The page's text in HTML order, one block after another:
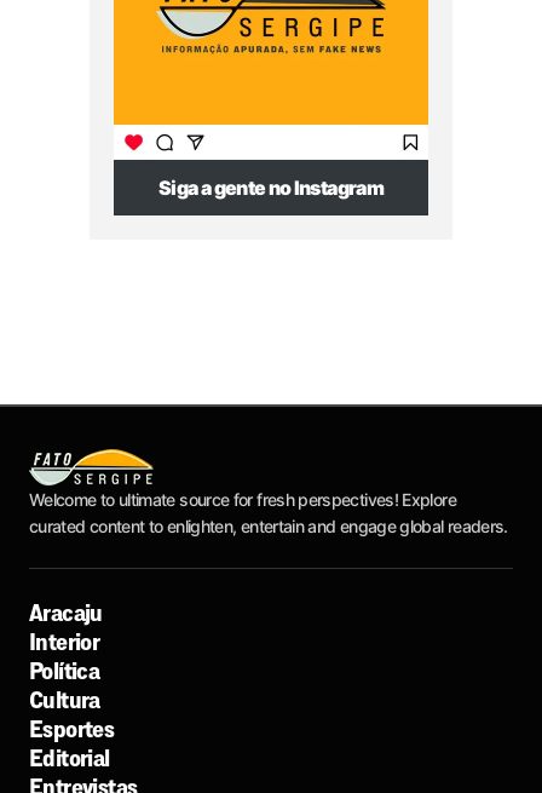
Siga a gente no Instagram
Welcome to ultimate source for fresh perspectives! Explore
curated content to enlighten, entertain and engage global readers.
Aracaju
Interior
Política
Cultura
Esportes
Editorial
Entrevistas